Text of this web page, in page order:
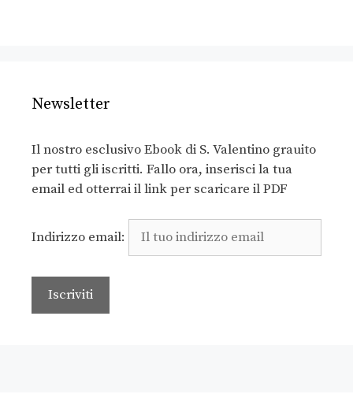
Newsletter
Il nostro esclusivo Ebook di S. Valentino grauito
per tutti gli iscritti. Fallo ora, inserisci la tua
email ed otterrai il link per scaricare il PDF
Indirizzo email: